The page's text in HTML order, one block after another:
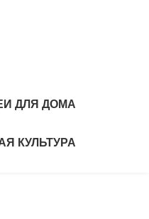
ДЛЯ ДОМА
КУЛЬТУРА